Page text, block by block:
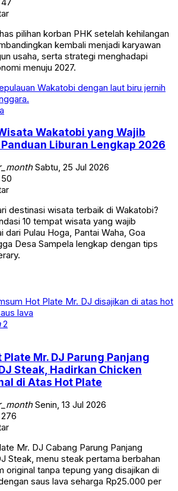
pilihan korban PHK setelah kehilangan
kembali menjadi karyawan
usaha, serta strategi menghadapi
menuju 2027.
Wakatobi yang Wajib
Liburan Lengkap 2026
Sabtu, 25 Jul 2026
destinasi wisata terbaik di Wakatobi?
10 tempat wisata yang wajib
dari Pulau Hoga, Pantai Waha, Goa
Desa Sampela lengkap dengan tips
2
Plate Mr. DJ Parung Panjang
Steak, Hadirkan Chicken
di Atas Hot Plate
Senin, 13 Jul 2026
Mr. DJ Cabang Parung Panjang
Steak, menu steak pertama berbahan
original tanpa tepung yang disajikan di
saus lava seharga Rp25.000 per